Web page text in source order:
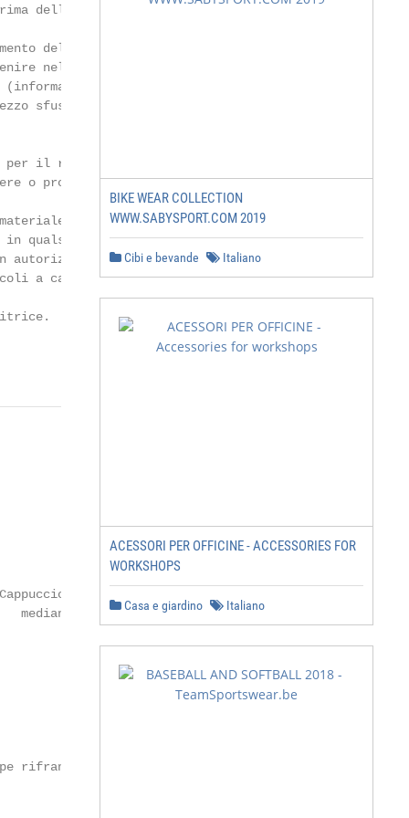
dell’eventuale personalizzazione.
del ricevimento.
nell’imballo originario (busta
e per il controllo (fisico) e
sfuso). Le spese di trasporto sono a
il ritardo o la mancata esecuzione
o procrastinare l’esecuzione.
può essere diverso da quello
qualsiasi momento e per qualsiasi motivo,
autorizzata. La violazione sarà
a catalogo, ne a riordinarli.
22/01/21 14:39
estraibile
mediante zip
rifrangenti sulle spalle
BIKE WEAR COLLECTION
WWW.SABYSPORT.COM 2019
Cibi e bevande Italiano
ACESSORI PER OFFICINE - ACCESSORIES FOR
WORKSHOPS
Casa e giardino Italiano